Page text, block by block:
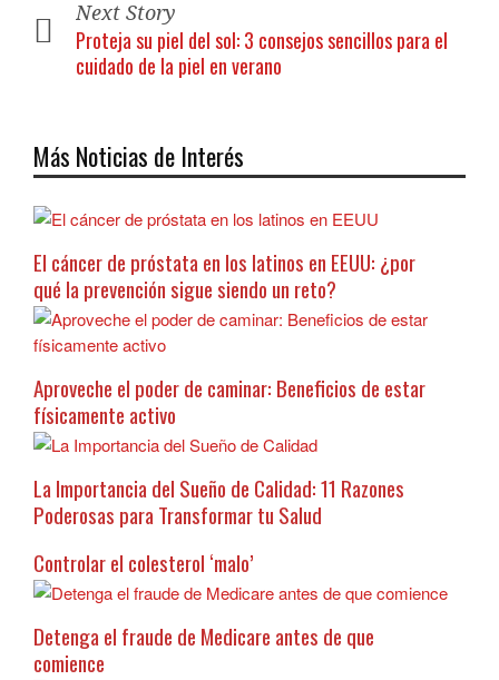
Next Story
Proteja su piel del sol: 3 consejos sencillos para el
cuidado de la piel en verano
Más Noticias de Interés
El cáncer de próstata en los latinos en EEUU: ¿por
qué la prevención sigue siendo un reto?
Aproveche el poder de caminar: Beneficios de estar
físicamente activo
La Importancia del Sueño de Calidad: 11 Razones
Poderosas para Transformar tu Salud
Controlar el colesterol ‘malo’
Detenga el fraude de Medicare antes de que
comience